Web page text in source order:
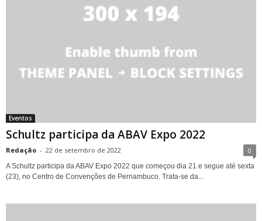
Eventos
Schultz participa da ABAV Expo 2022
Redação - 22 de setembro de 2022 0
A Schultz participa da ABAV Expo 2022 que começou dia 21 e segue até sexta
(23), no Centro de Convenções de Pernambuco. Trata-se da...